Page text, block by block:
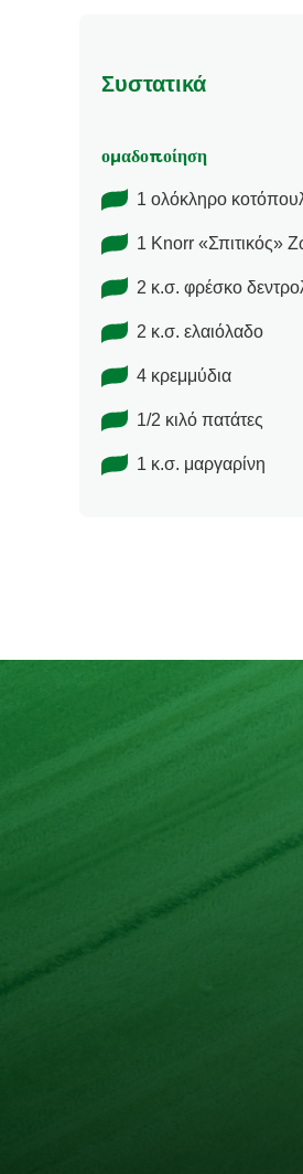
Συστατικά
ομαδοποίηση
1 ολόκληρο
1 Knorr «Σπιτικός»
2 κ.σ. φρέσκο
2 κ.σ. ελαιόλαδο
4 κρεμμύδια
1/2 κιλό πατάτες
1 κ.σ. μαργαρίνη